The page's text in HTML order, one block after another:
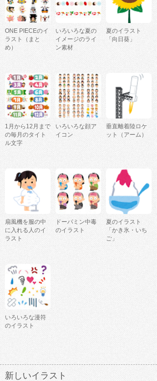
ONE PIECEのイ
ラスト（まと
め）
いろいろな夏の
イメージのライ
ン素材
夏のイラスト
「向日葵」
1月から12月まで
の毎月のタイト
ル文字
いろいろな顔ア
イコン
垂直離着陸ロケ
ット（アーム）
扇風機を服の中
に入れる人のイ
ラスト
ドーパミン中毒
のイラスト
夏のイラスト
「かき氷・いち
ご」
いろいろな漫符
のイラスト
新しいイラスト